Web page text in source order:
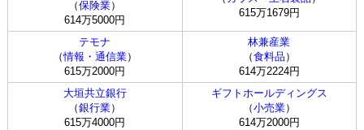
（保険業）
614万5000円
615万1679円
テモナ
（情報・通信業）
615万2000円
林兼産業
（食料品 ）
614万2224円
大垣共立銀行
（銀行業）
615万4000円
ギフトホールディングス
（小売業）
614万2000円